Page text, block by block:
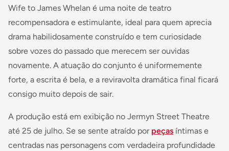
Wife to James Whelan é uma noite de teatro
recompensadora e estimulante, ideal para quem aprecia
drama habilidosamente construído e tem curiosidade
sobre vozes do passado que merecem ser ouvidas
novamente. A atuação do conjunto é uniformemente
forte, a escrita é bela, e a reviravolta dramática final ficará
consigo muito depois de sair.
A produção está em exibição no Jermyn Street Theatre
até 25 de julho. Se se sente atraído por peças íntimas e
centradas nas personagens com verdadeira profundidade